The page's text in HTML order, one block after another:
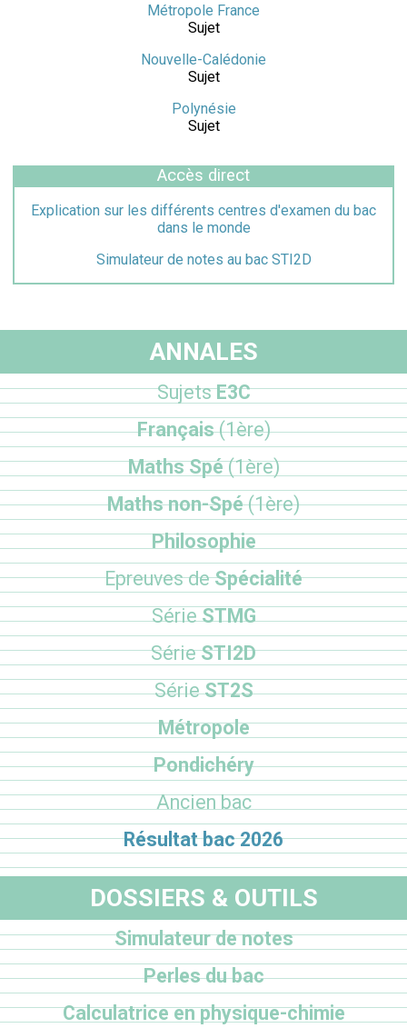
Métropole France
Sujet
Nouvelle-Calédonie
Sujet
Polynésie
Sujet
Accès direct
Explication sur les différents centres d'examen du bac
dans le monde
Simulateur de notes au bac STI2D
ANNALES
SujetsE3C
Français(1ère)
Maths Spé(1ère)
Maths non-Spé(1ère)
Philosophie
Epreuves deSpécialité
SérieSTMG
SérieSTI2D
SérieST2S
Métropole
Pondichéry
Ancien bac
Résultat bac 2026
DOSSIERS & OUTILS
Simulateur de notes
Perles du bac
Calculatrice en physique-chimie